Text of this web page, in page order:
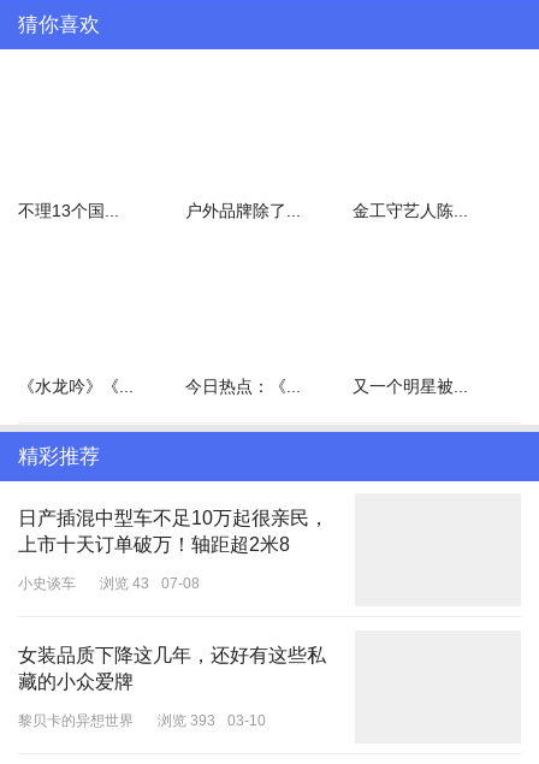
合葬、南京抗战纪念地旁。
说，迁葬未能成行后，孙立人的安徽故居陆续兴建、整修孙立人纪念
张。“35年了，还没有入土”，孙天平说，他在努力争取将父亲棺木迁
回安徽故里。
台媒称，孙立人生于1900年，安徽人，在清华大学庚子赔款留美预
科1923届毕业后，先后获得美国普渡大学土木工程学士学位和美国
弗吉尼亚军校博雅教育学士学位，是当时少数留美军官，之后于
抗日战争期间，孙立人于1942年在缅甸带领中国远征军以寡敌众，
缔造“仁安羌大捷”。中国远征军的海外作战大大缓解了太平洋战场的
压力，极大地提高了中国的国际声望，有力支持了对日作战和东南亚
猜你喜欢
不理13个国... 户外品牌除了... 金工守艺人陈...
《水龙吟》《... 今日热点：《... 又一个明星被...
精彩推荐
日产插混中型车不足10万起很亲民，
上市十天订单破万！轴距超2米8
小史谈车 浏览 43 07-08
女装品质下降这几年，还好有这些私
藏的小众爱牌
黎贝卡的异想世界 浏览 393 03-10